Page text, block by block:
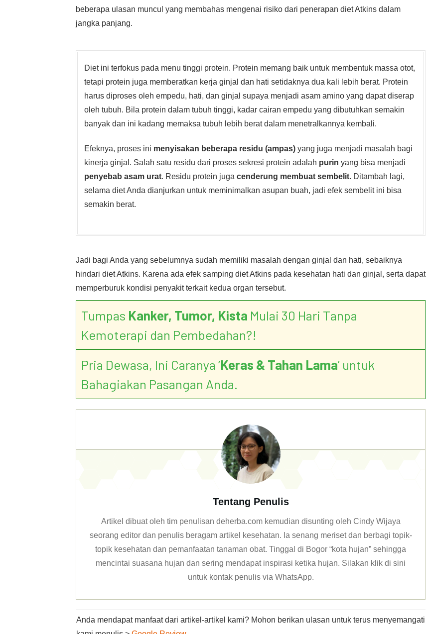
beberapa ulasan muncul yang membahas mengenai risiko dari penerapan diet Atkins dalam
jangka panjang.
Diet ini terfokus pada menu tinggi protein. Protein memang baik untuk membentuk massa otot,
tetapi protein juga memberatkan kerja ginjal dan hati setidaknya dua kali lebih berat. Protein
harus diproses oleh empedu, hati, dan ginjal supaya menjadi asam amino yang dapat diserap
oleh tubuh. Bila protein dalam tubuh tinggi, kadar cairan empedu yang dibutuhkan semakin
banyak dan ini kadang memaksa tubuh lebih berat dalam menetralkannya kembali.
Efeknya, proses ini menyisakan beberapa residu (ampas) yang juga menjadi masalah bagi
kinerja ginjal. Salah satu residu dari proses sekresi protein adalah purin yang bisa menjadi
penyebab asam urat. Residu protein juga cenderung membuat sembelit. Ditambah lagi,
selama diet Anda dianjurkan untuk meminimalkan asupan buah, jadi efek sembelit ini bisa
semakin berat.
Jadi bagi Anda yang sebelumnya sudah memiliki masalah dengan ginjal dan hati, sebaiknya
hindari diet Atkins. Karena ada efek samping diet Atkins pada kesehatan hati dan ginjal, serta dapat
memperburuk kondisi penyakit terkait kedua organ tersebut.
Tumpas Kanker, Tumor, Kista Mulai 30 Hari Tanpa
Kemoterapi dan Pembedahan?!
Pria Dewasa, Ini Caranya ‘Keras & Tahan Lama’ untuk
Bahagiakan Pasangan Anda.
Tentang Penulis
Artikel dibuat oleh tim penulisan deherba.com kemudian disunting oleh Cindy Wijaya
seorang editor dan penulis beragam artikel kesehatan. Ia senang meriset dan berbagi topik-
topik kesehatan dan pemanfaatan tanaman obat. Tinggal di Bogor “kota hujan” sehingga
mencintai suasana hujan dan sering mendapat inspirasi ketika hujan. Silakan klik di sini
untuk kontak penulis via WhatsApp.
Anda mendapat manfaat dari artikel-artikel kami? Mohon berikan ulasan untuk terus menyemangati